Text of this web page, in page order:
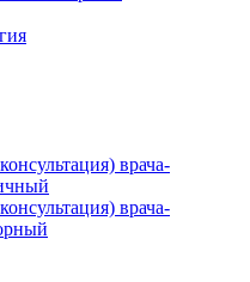
врача-
врача-